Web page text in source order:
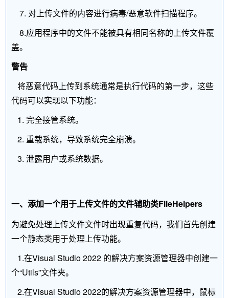
7. 对上传文件的内容进行病毒/恶意软件扫描程序。
8.应用程序中的文件不能被具有相同名称的上传文件覆
盖。
警告
将恶意代码上传到系统通常是执行代码的第一步，这些
代码可以实现以下功能：
1. 完全接管系统。
2. 重载系统，导致系统完全崩溃。
3. 泄露用户或系统数据。
一、添加一个用于上传文件的文件辅助类FileHelpers
为避免处理上传文件文件时出现重复代码，我们首先创建
一个静态类用于处理上传功能。
1.在Visual Studio 2022 的解决方案资源管理器中创建一
个“Utils”文件夹。
2.在Visual Studio 2022的解决方案资源管理器中，鼠标